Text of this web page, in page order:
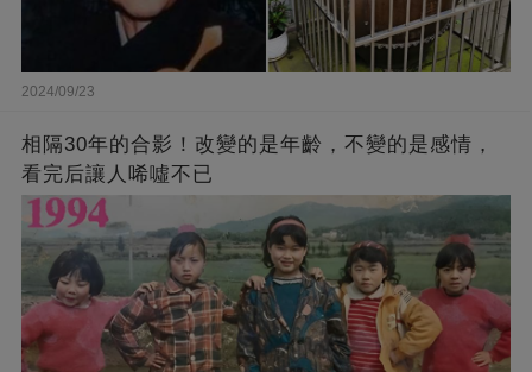
2024/09/23
相隔30年的合影！改變的是年齡，不變的是感情，
看完后讓人唏噓不已